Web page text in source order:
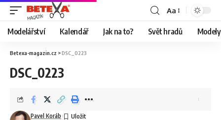
Aa
Modelářství Kalendář Jak na to? Svět hradů
Betexa-magazin.cz >DSC_0223
DSC_0223
Pavel Koráb